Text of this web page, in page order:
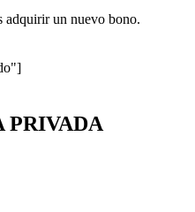
adquirir un nuevo bono.
PRIVADA